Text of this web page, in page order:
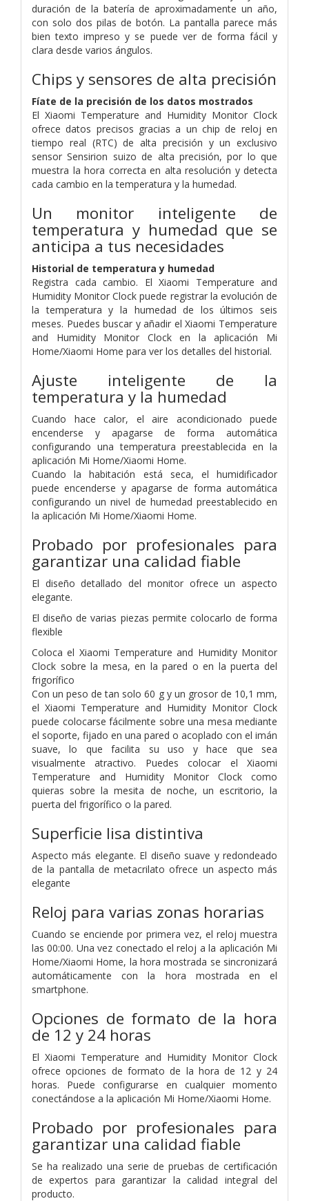
duración de la batería de aproximadamente un año,
con solo dos pilas de botón. La pantalla parece más
bien texto impreso y se puede ver de forma fácil y
clara desde varios ángulos.
Chips y sensores de alta precisión
Fíate de la precisión de los datos mostrados
El Xiaomi Temperature and Humidity Monitor Clock
ofrece datos precisos gracias a un chip de reloj en
tiempo real (RTC) de alta precisión y un exclusivo
sensor Sensirion suizo de alta precisión, por lo que
muestra la hora correcta en alta resolución y detecta
cada cambio en la temperatura y la humedad.
Un monitor inteligente de
temperatura y humedad que se
anticipa a tus necesidades
Historial de temperatura y humedad
Registra cada cambio. El Xiaomi Temperature and
Humidity Monitor Clock puede registrar la evolución de
la temperatura y la humedad de los últimos seis
meses. Puedes buscar y añadir el Xiaomi Temperature
and Humidity Monitor Clock en la aplicación Mi
Home/Xiaomi Home para ver los detalles del historial.
Ajuste inteligente de la
temperatura y la humedad
Cuando hace calor, el aire acondicionado puede
encenderse y apagarse de forma automática
configurando una temperatura preestablecida en la
aplicación Mi Home/Xiaomi Home.
Cuando la habitación está seca, el humidificador
puede encenderse y apagarse de forma automática
configurando un nivel de humedad preestablecido en
la aplicación Mi Home/Xiaomi Home.
Probado por profesionales para
garantizar una calidad fiable
El diseño detallado del monitor ofrece un aspecto
elegante.
El diseño de varias piezas permite colocarlo de forma
flexible
Coloca el Xiaomi Temperature and Humidity Monitor
Clock sobre la mesa, en la pared o en la puerta del
frigorífico
Con un peso de tan solo 60 g y un grosor de 10,1 mm,
el Xiaomi Temperature and Humidity Monitor Clock
puede colocarse fácilmente sobre una mesa mediante
el soporte, fijado en una pared o acoplado con el imán
suave, lo que facilita su uso y hace que sea
visualmente atractivo. Puedes colocar el Xiaomi
Temperature and Humidity Monitor Clock como
quieras sobre la mesita de noche, un escritorio, la
puerta del frigorífico o la pared.
Superficie lisa distintiva
Aspecto más elegante. El diseño suave y redondeado
de la pantalla de metacrilato ofrece un aspecto más
elegante
Reloj para varias zonas horarias
Cuando se enciende por primera vez, el reloj muestra
las 00:00. Una vez conectado el reloj a la aplicación Mi
Home/Xiaomi Home, la hora mostrada se sincronizará
automáticamente con la hora mostrada en el
smartphone.
Opciones de formato de la hora
de 12 y 24 horas
El Xiaomi Temperature and Humidity Monitor Clock
ofrece opciones de formato de la hora de 12 y 24
horas. Puede configurarse en cualquier momento
conectándose a la aplicación Mi Home/Xiaomi Home.
Probado por profesionales para
garantizar una calidad fiable
Se ha realizado una serie de pruebas de certificación
de expertos para garantizar la calidad integral del
producto.